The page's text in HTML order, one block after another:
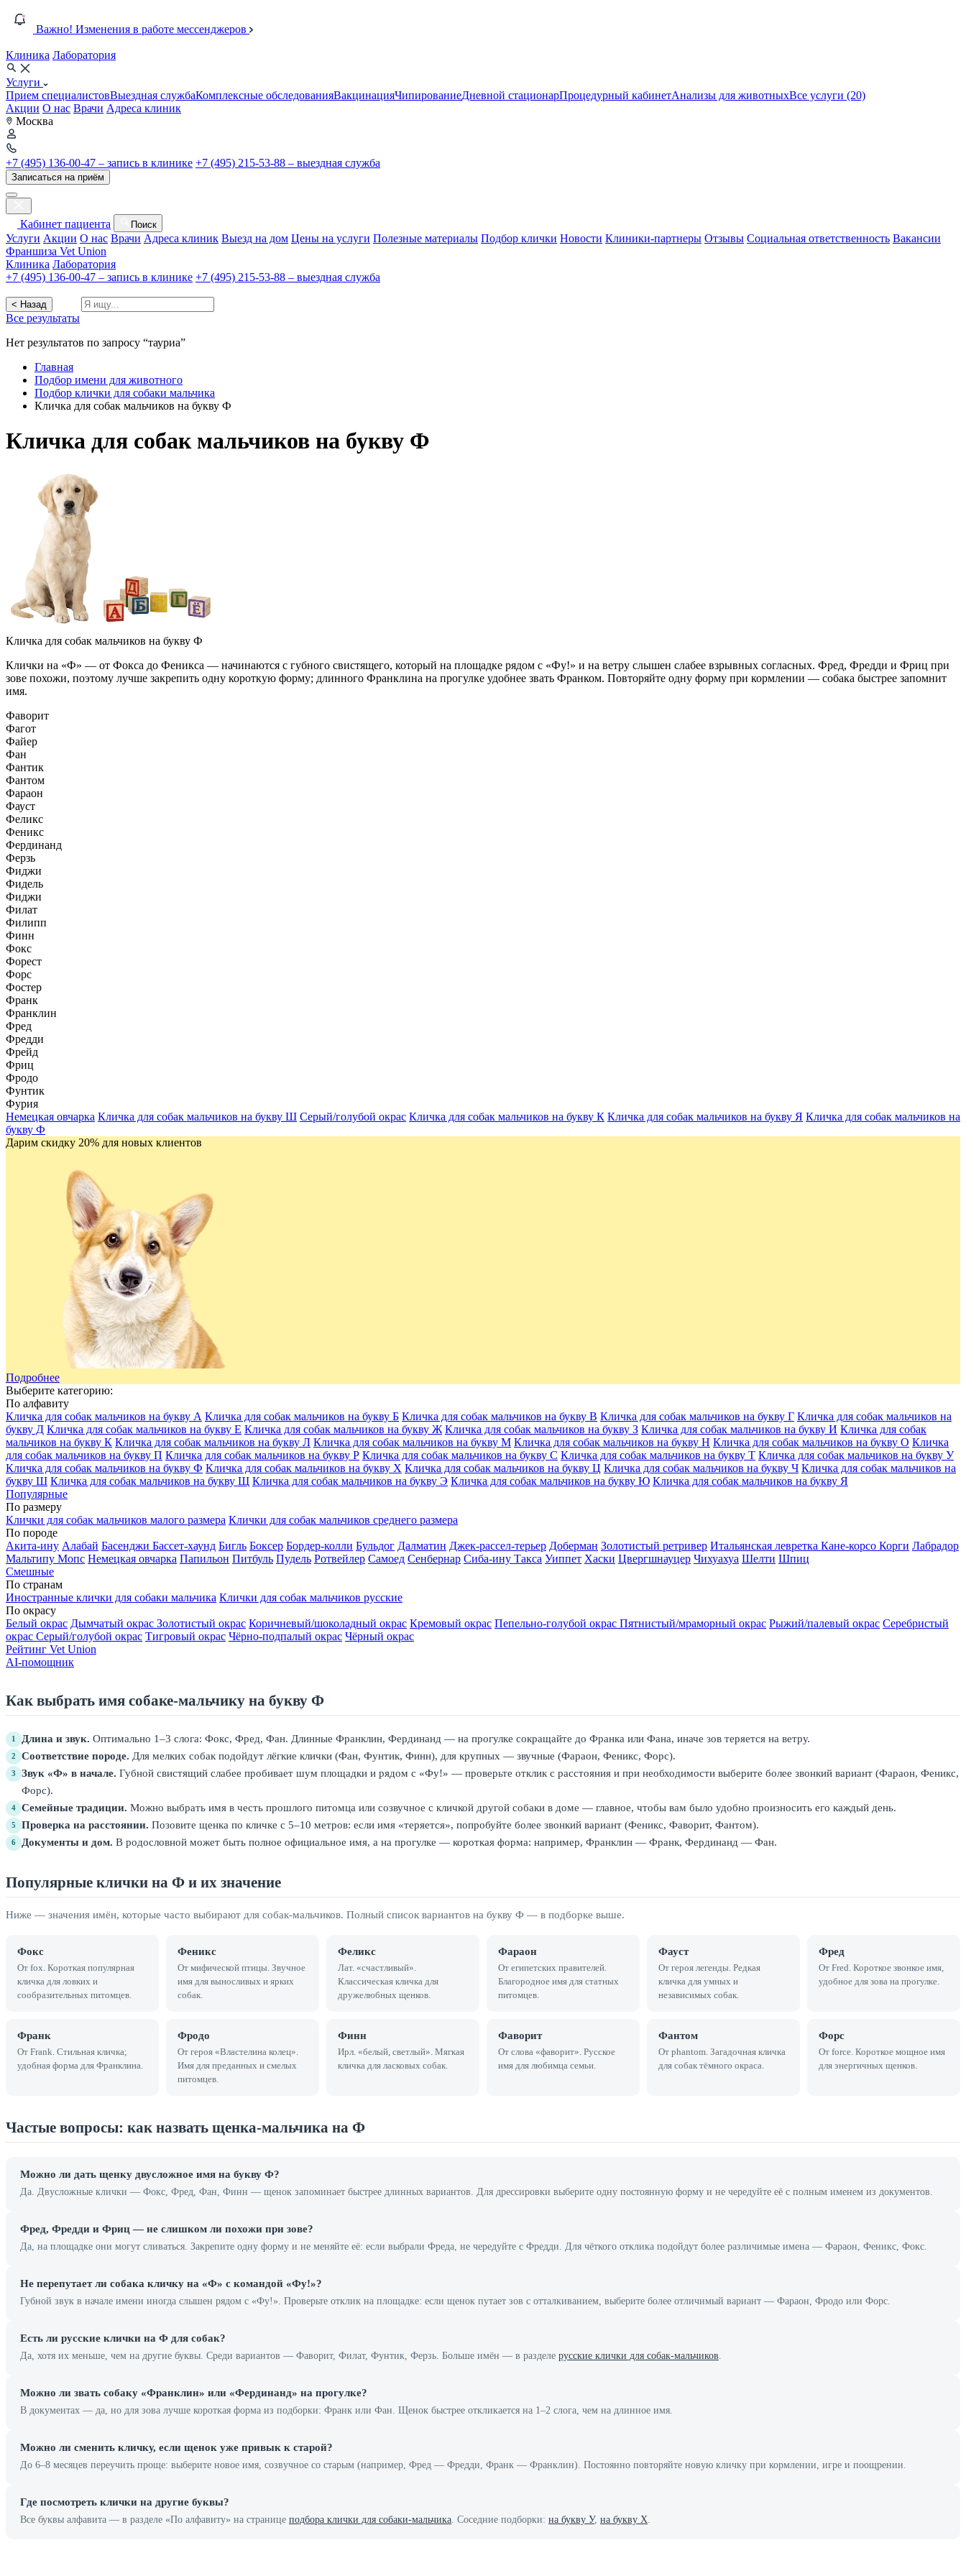
Важно! Изменения в работе мессенджеров
Клиника Лаборатория
Услуги
Прием специалистовВыездная службаКомплексные обследованияВакцинацияЧипированиеДневной стационарПроцедурный кабинетАнализы для животныхВсе услуги (20)
Акции О нас Врачи Адреса клиник
Москва
+7 (495) 136-00-47 – запись в клинике +7 (495) 215-53-88 – выездная служба
Записаться на приём
Кабинет пациента Поиск
Услуги Акции О нас Врачи Адреса клиник Выезд на дом Цены на услуги Полезные материалы Подбор клички Новости Клиники-партнеры Отзывы Социальная ответственность Вакансии
Франшиза Vet Union
Клиника Лаборатория
+7 (495) 136-00-47 – запись в клинике +7 (495) 215-53-88 – выездная служба
< Назад
Все результаты
Нет результатов по запросу “тауриа”
Главная
Подбор имени для животного
Подбор клички для собаки мальчика
Кличка для собак мальчиков на букву Ф
Кличка для собак мальчиков на букву Ф
Кличка для собак мальчиков на букву Ф
Клички на «Ф» — от Фокса до Феникса — начинаются с губного свистящего, который на площадке рядом с «Фу!» и на ветру слышен слабее взрывных согласных. Фред, Фредди и Фриц при
зове похожи, поэтому лучше закрепить одну короткую форму; длинного Франклина на прогулке удобнее звать Франком. Повторяйте одну форму при кормлении — собака быстрее запомнит
имя.
Фаворит
Фагот
Файер
Фан
Фантик
Фантом
Фараон
Фауст
Феликс
Феникс
Фердинанд
Ферзь
Фиджи
Фидель
Фиджи
Филат
Филипп
Финн
Фокс
Форест
Форс
Фостер
Франк
Франклин
Фред
Фредди
Фрейд
Фриц
Фродо
Фунтик
Фурия
Немецкая овчарка Кличка для собак мальчиков на букву Ш Серый/голубой окрас Кличка для собак мальчиков на букву К Кличка для собак мальчиков на букву Я Кличка для собак мальчиков на
букву Ф
Дарим скидку 20% для новых клиентов
Подробнее
Выберите категорию:
По алфавиту
Кличка для собак мальчиков на букву А Кличка для собак мальчиков на букву Б Кличка для собак мальчиков на букву В Кличка для собак мальчиков на букву Г Кличка для собак мальчиков на
букву Д Кличка для собак мальчиков на букву Е Кличка для собак мальчиков на букву Ж Кличка для собак мальчиков на букву З Кличка для собак мальчиков на букву И Кличка для собак
мальчиков на букву К Кличка для собак мальчиков на букву Л Кличка для собак мальчиков на букву М Кличка для собак мальчиков на букву Н Кличка для собак мальчиков на букву О Кличка
для собак мальчиков на букву П Кличка для собак мальчиков на букву Р Кличка для собак мальчиков на букву С Кличка для собак мальчиков на букву Т Кличка для собак мальчиков на букву У
Кличка для собак мальчиков на букву Ф Кличка для собак мальчиков на букву Х Кличка для собак мальчиков на букву Ц Кличка для собак мальчиков на букву Ч Кличка для собак мальчиков на
букву Ш Кличка для собак мальчиков на букву Щ Кличка для собак мальчиков на букву Э Кличка для собак мальчиков на букву Ю Кличка для собак мальчиков на букву Я
Популярные
По размеру
Клички для собак мальчиков малого размера Клички для собак мальчиков среднего размера
По породе
Акита-ину Алабай Басенджи Бассет-хаунд Бигль Боксер Бордер-колли Бульдог Далматин Джек-рассел-терьер Доберман Золотистый ретривер Итальянская левретка Кане-корсо Корги Лабрадор
Мальтипу Мопс Немецкая овчарка Папильон Питбуль Пудель Ротвейлер Самоед Сенбернар Сиба-ину Такса Уиппет Хаски Цвергшнауцер Чихуахуа Шелти Шпиц
Смешные
По странам
Иностранные клички для собаки мальчика Клички для собак мальчиков русские
По окрасу
Белый окрас Дымчатый окрас Золотистый окрас Коричневый/шоколадный окрас Кремовый окрас Пепельно-голубой окрас Пятнистый/мраморный окрас Рыжий/палевый окрас Серебристый
окрас Серый/голубой окрас Тигровый окрас Чёрно-подпалый окрас Чёрный окрас
Рейтинг Vet Union
AI-помощник
Как выбрать имя собаке-мальчику на букву Ф
1 Длина и звук. Оптимально 1–3 слога: Фокс, Фред, Фан. Длинные Франклин, Фердинанд — на прогулке сокращайте до Франка или Фана, иначе зов теряется на ветру.
2 Соответствие породе. Для мелких собак подойдут лёгкие клички (Фан, Фунтик, Финн), для крупных — звучные (Фараон, Феникс, Форс).
3 Звук «Ф» в начале. Губной свистящий слабее пробивает шум площадки и рядом с «Фу!» — проверьте отклик с расстояния и при необходимости выберите более звонкий вариант (Фараон, Феникс,
Форс).
4 Семейные традиции. Можно выбрать имя в честь прошлого питомца или созвучное с кличкой другой собаки в доме — главное, чтобы вам было удобно произносить его каждый день.
5 Проверка на расстоянии. Позовите щенка по кличке с 5–10 метров: если имя «теряется», попробуйте более звонкий вариант (Феникс, Фаворит, Фантом).
6 Документы и дом. В родословной может быть полное официальное имя, а на прогулке — короткая форма: например, Франклин — Франк, Фердинанд — Фан.
Популярные клички на Ф и их значение
Ниже — значения имён, которые часто выбирают для собак-мальчиков. Полный список вариантов на букву Ф — в подборке выше.
Фокс
От fox. Короткая популярная
кличка для ловких и
сообразительных питомцев.
Феникс
От мифической птицы. Звучное
имя для выносливых и ярких
собак.
Феликс
Лат. «счастливый».
Классическая кличка для
дружелюбных щенков.
Фараон
От египетских правителей.
Благородное имя для статных
питомцев.
Фауст
От героя легенды. Редкая
кличка для умных и
независимых собак.
Фред
От Fred. Короткое звонкое имя,
удобное для зова на прогулке.
Франк
От Frank. Стильная кличка;
удобная форма для Франклина.
Фродо
От героя «Властелина колец».
Имя для преданных и смелых
питомцев.
Финн
Ирл. «белый, светлый». Мягкая
кличка для ласковых собак.
Фаворит
От слова «фаворит». Русское
имя для любимца семьи.
Фантом
От phantom. Загадочная кличка
для собак тёмного окраса.
Форс
От force. Короткое мощное имя
для энергичных щенков.
Частые вопросы: как назвать щенка-мальчика на Ф
Можно ли дать щенку двусложное имя на букву Ф?
Да. Двусложные клички — Фокс, Фред, Фан, Финн — щенок запоминает быстрее длинных вариантов. Для дрессировки выберите одну постоянную форму и не чередуйте её с полным именем из документов.
Фред, Фредди и Фриц — не слишком ли похожи при зове?
Да, на площадке они могут сливаться. Закрепите одну форму и не меняйте её: если выбрали Фреда, не чередуйте с Фредди. Для чёткого отклика подойдут более различимые имена — Фараон, Феникс, Фокс.
Не перепутает ли собака кличку на «Ф» с командой «Фу!»?
Губной звук в начале имени иногда слышен рядом с «Фу!». Проверьте отклик на площадке: если щенок путает зов с отталкиванием, выберите более отличимый вариант — Фараон, Фродо или Форс.
Есть ли русские клички на Ф для собак?
Да, хотя их меньше, чем на другие буквы. Среди вариантов — Фаворит, Филат, Фунтик, Ферзь. Больше имён — в разделе русские клички для собак-мальчиков
Можно ли звать собаку «Франклин» или «Фердинанд» на прогулке?
В документах — да, но для зова лучше короткая форма из подборки: Франк или Фан. Щенок быстрее откликается на 1–2 слога, чем на длинное имя.
Можно ли сменить кличку, если щенок уже привык к старой?
До 6–8 месяцев переучить проще: выберите новое имя, созвучное со старым (например, Фред — Фредди, Франк — Франклин). Постоянно повторяйте новую кличку при кормлении, игре и поощрении.
Где посмотреть клички на другие буквы?
Все буквы алфавита — в разделе «По алфавиту» на странице подбора клички для собаки-мальчика . Соседние подборки: на букву У, на букву Х